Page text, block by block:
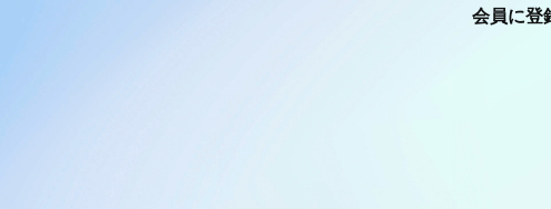
会員に登